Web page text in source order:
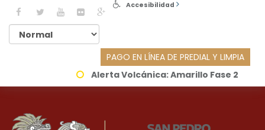
Accesibilidad
PAGO EN LÍNEA DE PREDIAL Y LIMPIA
Alerta Volcánica:Amarillo Fase 2